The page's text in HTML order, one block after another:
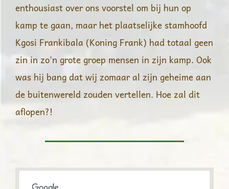
enthousiast over ons voorstel om bij hun op
kamp te gaan, maar het plaatselijke stamhoofd
Kgosi Frankibala (Koning Frank) had totaal geen
zin in zo’n grote groep mensen in zijn kamp. Ook
was hij bang dat wij zomaar al zijn geheime aan
de buitenwereld zouden vertellen. Hoe zal dit
aflopen?!